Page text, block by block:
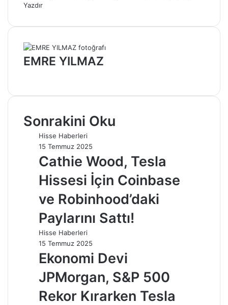
Yazdır
EMRE YILMAZ
Sonrakini Oku
Hisse Haberleri
15 Temmuz 2025
Cathie Wood, Tesla
Hissesi İçin Coinbase
ve Robinhood’daki
Paylarını Sattı!
Hisse Haberleri
15 Temmuz 2025
Ekonomi Devi
JPMorgan, S&P 500
Rekor Kırarken Tesla